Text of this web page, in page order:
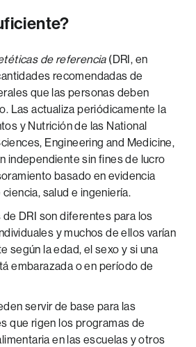
de referencia(DRI, en
recomendadas de
que las personas deben
Las actualiza periódicamente la
y Nutrición de las National
Engineering and Medicine,
independiente sin fines de lucro
basado en evidencia
salud e ingeniería.
de DRI son diferentes para los
y muchos de ellos varían
según la edad, el sexo y si una
embarazada o en período de
servir de base para las
que rigen los programas de
en las escuelas y otros